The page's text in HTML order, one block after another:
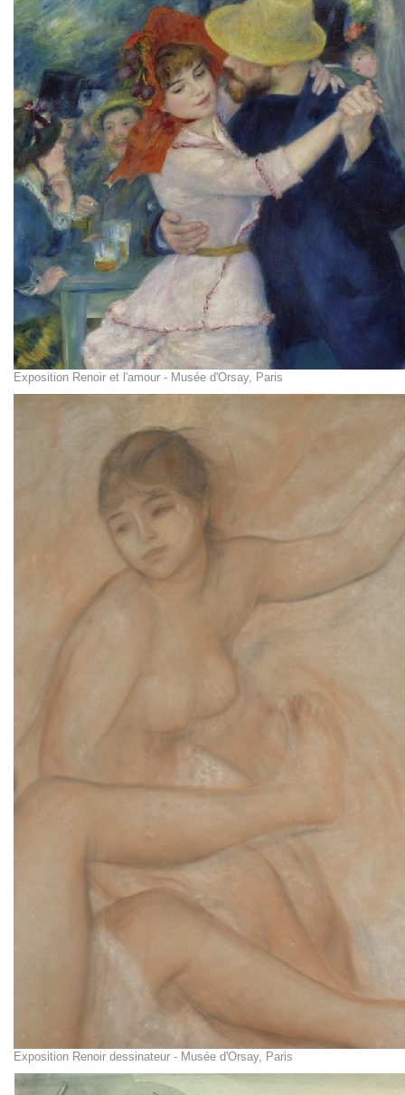
Exposition Renoir et l'amour - Musée d'Orsay, Paris
Exposition Renoir dessinateur - Musée d'Orsay, Paris